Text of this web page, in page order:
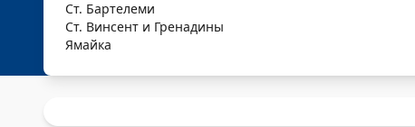
Ст. Бартелеми
Ст. Винсент и Гренадины
Ямайка